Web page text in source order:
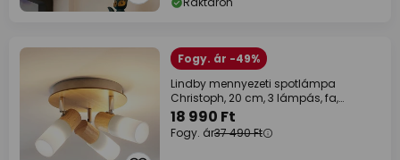
Fogy. ár -49%
Lindby mennyezeti spotlámpa
Christoph, 20 cm, 3 lámpás, fa,
rondella
18 990 Ft
Fogy. ár37 490 Ft